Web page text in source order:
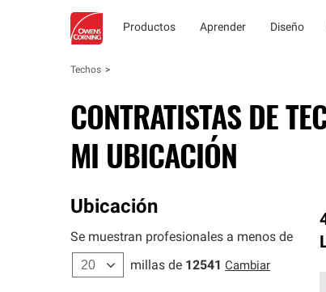
Productos Aprender Diseño
Techos
CONTRATISTAS DE
MI UBICACIÓN
Ubicación
Se muestran profesionales a menos de
millas de 12541 Cambiar